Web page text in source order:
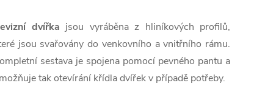
dvířka jsou vyráběna z hliníkových profilů,
jsou svařovány do venkovního a vnitřního rámu.
sestava je spojena pomocí pevného pantu a
tak otevírání křídla dvířek v případě potřeby.